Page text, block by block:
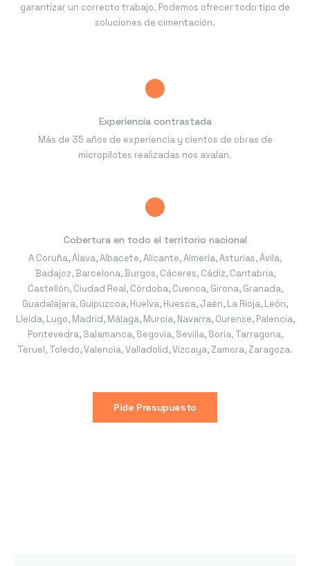
garantizar un correcto trabajo. Podemos ofrecer todo tipo de
soluciones de cimentación.
Experiencia contrastada
Más de 35 años de experiencia y cientos de obras de
micropilotes realizadas nos avalan.
Cobertura en todo el territorio nacional
A Coruña,Álava,Albacete,Alicante,Almería,Asturias,Ávila,
Badajoz,Barcelona,Burgos, Cáceres, Cádiz, Cantabria,
Castellón, Ciudad Real, Córdoba, Cuenca, Girona, Granada,
Guadalajara, Guipuzcoa, Huelva, Huesca, Jaén, La Rioja, León,
Lleida, Lugo, Madrid, Málaga, Murcia, Navarra, Ourense, Palencia,
Pontevedra, Salamanca, Segovia, Sevilla, Soria, Tarragona,
Teruel, Toledo,Valencia,Valladolid,Vizcaya, Zamora, Zaragoza.
Pide Presupuesto